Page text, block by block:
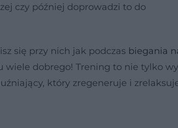
czy później doprowadzi to do
się przy nich jak podczas biegania
wiele dobrego! Trening to nie tylko
który zregeneruje i